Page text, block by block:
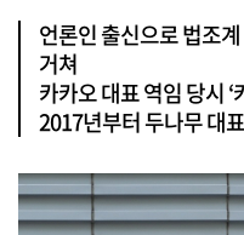
언론인 출신으로 법조
거쳐
카카오 대표 역임 당시
2017년부터 두나무 대